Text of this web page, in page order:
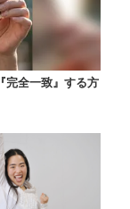
完全一致』する方